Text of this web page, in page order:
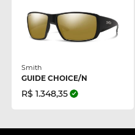
Smith
GUIDE CHOICE/N
R$ 1.348,35